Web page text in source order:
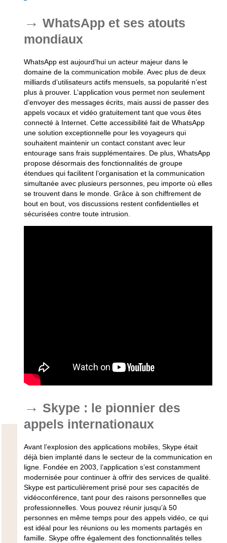
WhatsApp et ses atouts
mondiaux
WhatsApp est aujourd’hui un acteur majeur dans le
domaine de la communication mobile. Avec plus de deux
milliards d’utilisateurs actifs mensuels, sa popularité n’est
plus à prouver. L’application vous permet non seulement
d’envoyer des messages écrits, mais aussi de passer des
appels vocaux et vidéo gratuitement tant que vous êtes
connecté à Internet. Cette accessibilité fait de WhatsApp
une solution exceptionnelle pour les voyageurs qui
souhaitent maintenir un contact constant avec leur
entourage sans frais supplémentaires. De plus, WhatsApp
propose désormais des fonctionnalités de groupe
étendues qui facilitent l’organisation et la communication
simultanée avec plusieurs personnes, peu importe où elles
se trouvent dans le monde. Grâce à son chiffrement de
bout en bout, vos discussions restent confidentielles et
sécurisées contre toute intrusion.
Skype : le pionnier des
appels internationaux
Avant l’explosion des applications mobiles, Skype était
déjà bien implanté dans le secteur de la communication en
ligne. Fondée en 2003, l’application s’est constamment
modernisée pour continuer à offrir des services de qualité.
Skype est particulièrement prisé pour ses capacités de
vidéoconférence, tant pour des raisons personnelles que
professionnelles. Vous pouvez réunir jusqu’à 50
personnes en même temps pour des appels vidéo, ce qui
est idéal pour les réunions ou les moments partagés en
famille. Skype offre également des fonctionnalités telles